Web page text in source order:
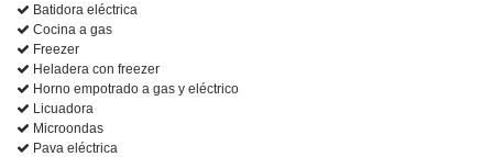
Batidora eléctrica
Cocina a gas
Freezer
Heladera con freezer
Horno empotrado a gas y eléctrico
Licuadora
Microondas
Pava eléctrica